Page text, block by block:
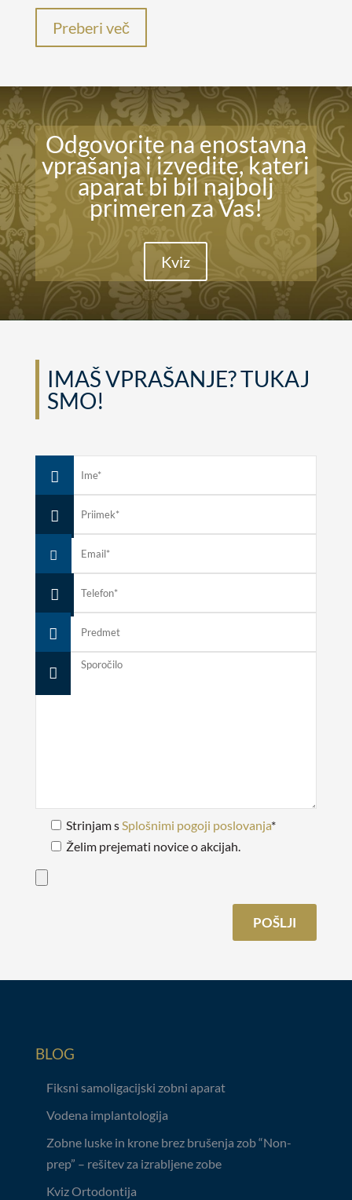
Preberi več
Odgovorite na enostavna
vprašanja i izvedite, kateri
aparat bi bil najbolj
primeren za Vas!
Kviz
IMAŠ VPRAŠANJE? TUKAJ
SMO!
Strinjam sSplošnimi pogoji poslovanja*
Želim prejemati novice o akcijah.
BLOG
Fiksni samoligacijski zobni aparat
Vodena implantologija
Zobne luske in krone brez brušenja zob “Non-
prep” – rešitev za izrabljene zobe
Kviz Ortodontija